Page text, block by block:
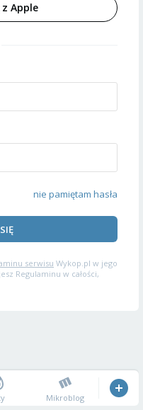
Apple
nie pamiętam hasła
serwisu Wykop.pl w jego
Regulaminu w całości,
Mikroblog